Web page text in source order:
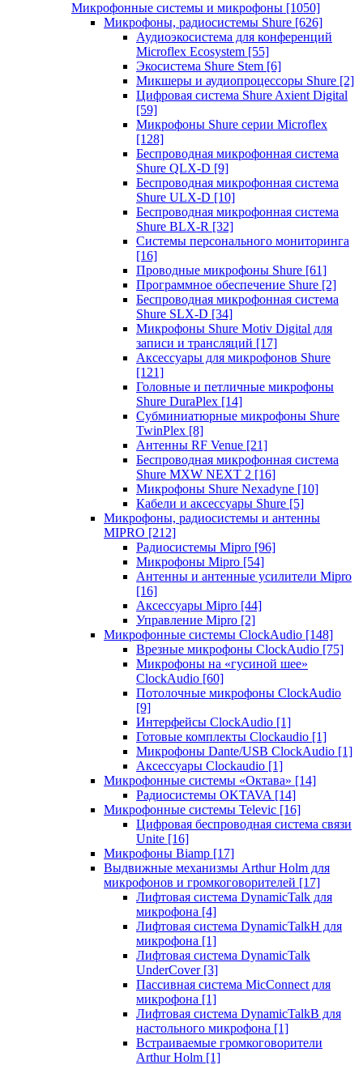
Микрофонные системы и микрофоны [1050]
Микрофоны, радиосистемы Shure [626]
Аудиоэкосистема для конференций
Microflex Ecosystem [55]
Экосистема Shure Stem [6]
Микшеры и аудиопроцессоры Shure [2]
Цифровая система Shure Axient Digital
[59]
Микрофоны Shure серии Microflex
[128]
Беспроводная микрофонная система
Shure QLX-D [9]
Беспроводная микрофонная система
Shure ULX-D [10]
Беспроводная микрофонная система
Shure BLX-R [32]
Системы персонального мониторинга
[16]
Проводные микрофоны Shure [61]
Программное обеспечение Shure [2]
Беспроводная микрофонная система
Shure SLX-D [34]
Микрофоны Shure Motiv Digital для
записи и трансляций [17]
Аксессуары для микрофонов Shure
[121]
Головные и петличные микрофоны
Shure DuraPlex [14]
Субминиатюрные микрофоны Shure
TwinPlex [8]
Антенны RF Venue [21]
Беспроводная микрофонная система
Shure MXW NEXT 2 [16]
Микрофоны Shure Nexadyne [10]
Кабели и аксессуары Shure [5]
Микрофоны, радиосистемы и антенны
MIPRO [212]
Радиосистемы Mipro [96]
Микрофоны Mipro [54]
Антенны и антенные усилители Mipro
[16]
Аксессуары Mipro [44]
Управление Mipro [2]
Микрофонные системы ClockAudio [148]
Врезные микрофоны ClockAudio [75]
Микрофоны на «гусиной шее»
ClockAudio [60]
Потолочные микрофоны ClockAudio
[9]
Интерфейсы ClockAudio [1]
Готовые комплекты Clockaudio [1]
Микрофоны Dante/USB ClockAudio [1]
Аксессуары Clockaudio [1]
Микрофонные системы «Октава» [14]
Радиосистемы OKTAVA [14]
Микрофонные системы Televic [16]
Цифровая беспроводная система связи
Unite [16]
Микрофоны Biamp [17]
Выдвижные механизмы Arthur Holm для
микрофонов и громкоговорителей [17]
Лифтовая система DynamicTalk для
микрофона [4]
Лифтовая система DynamicTalkH для
микрофона [1]
Лифтовая система DynamicTalk
UnderCover [3]
Пассивная система MicConnect для
микрофона [1]
Лифтовая система DynamicTalkB для
настольного микрофона [1]
Встраиваемые громкоговорители
Arthur Holm [1]